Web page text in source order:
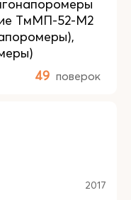
ТмМП-52-М2
49 поверок
2017